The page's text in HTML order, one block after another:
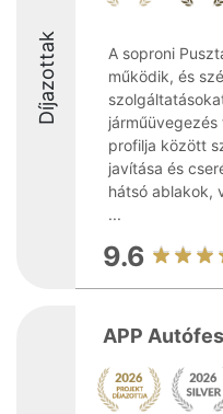
Díjazottak
A soproni
működik, és
profilja között
javítása és
hátsó ablakok,
...
9.6
APP